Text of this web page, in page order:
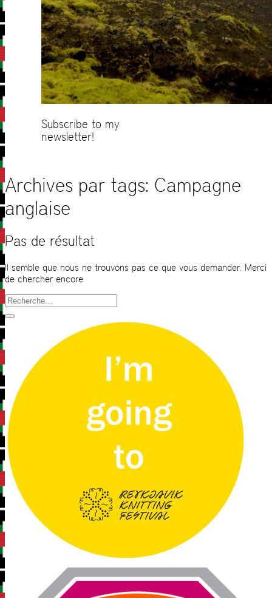
Subscribe to my
newsletter!
Archives par tags: Campagne
anglaise
Pas de résultat
Il semble que nous ne trouvons pas ce que vous demander. Merci
de chercher encore